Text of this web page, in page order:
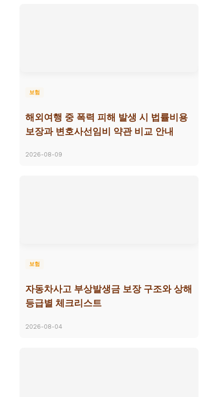
보험
해외여행 중 폭력 피해 발생 시 법률비용
보장과 변호사선임비 약관 비교 안내
2026-08-09
보험
자동차사고 부상발생금 보장 구조와 상해
등급별 체크리스트
2026-08-04